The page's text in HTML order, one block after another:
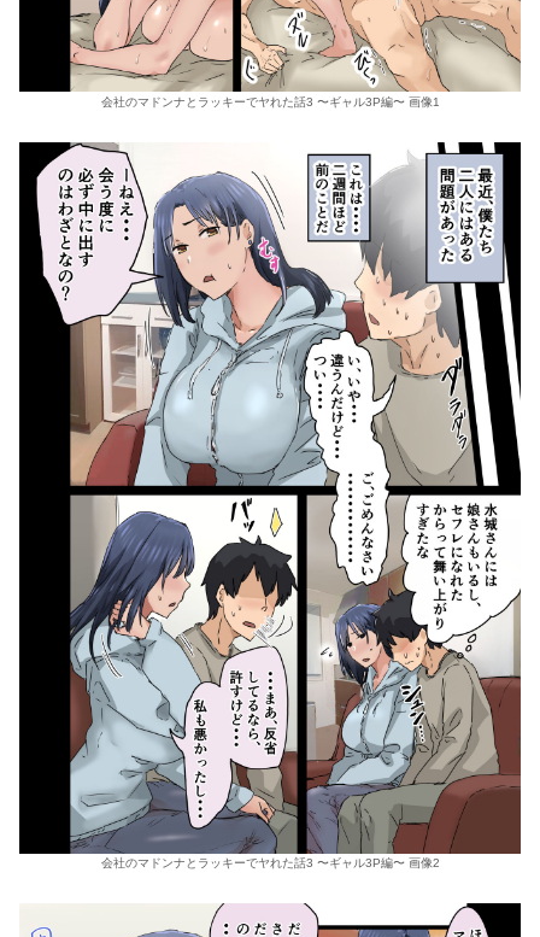
会社のマドンナとラッキーでヤれた話3 〜ギャル3P編〜 画像1
会社のマドンナとラッキーでヤれた話3 〜ギャル3P編〜 画像2